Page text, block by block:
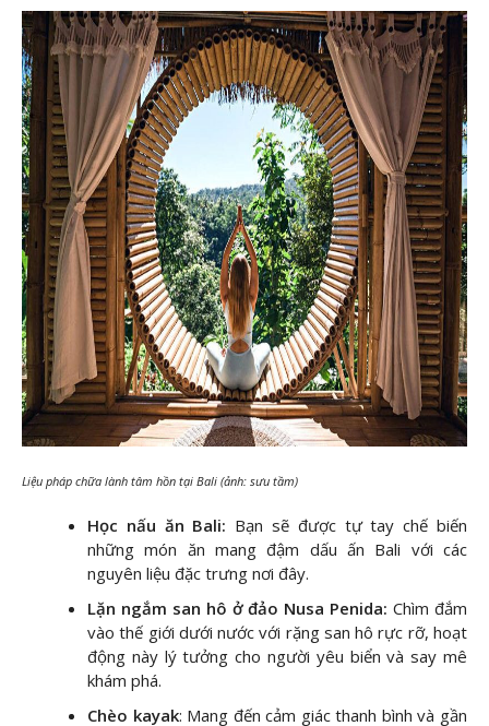
Liệu pháp chữa lành tâm hồn tại Bali (ảnh: sưu tầm)
Học nấu ăn Bali: Bạn sẽ được tự tay chế biến
những món ăn mang đậm dấu ấn Bali với các
nguyên liệu đặc trưng nơi đây.
Lặn ngắm san hô ở đảo Nusa Penida: Chìm đắm
vào thế giới dưới nước với rặng san hô rực rỡ, hoạt
động này lý tưởng cho người yêu biển và say mê
khám phá.
Chèo kayak: Mang đến cảm giác thanh bình và gần